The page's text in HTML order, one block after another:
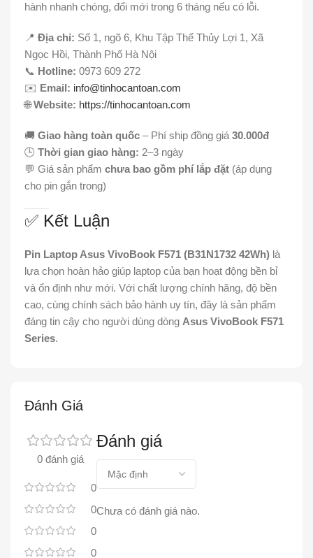
hành nhanh chóng, đổi mới trong 6 tháng nếu có lỗi.
📍 Địa chỉ: Số 1, ngõ 6, Khu Tập Thể Thủy Lợi 1, Xã
Ngọc Hồi, Thành Phố Hà Nội
📞 Hotline: 0973 609 272
✉️ Email: info@tinhocantoan.com
🌐Website: https://tinhocantoan.com
🚚 Giao hàng toàn quốc – Phí ship đồng giá 30.000đ
🕒 Thời gian giao hàng: 2–3 ngày
💬 Giá sản phẩm chưa bao gồm phí lắp đặt (áp dụng
cho pin gắn trong)
✅ Kết Luận
Pin Laptop Asus VivoBook F571 (B31N1732 42Wh) là
lựa chọn hoàn hảo giúp laptop của bạn hoạt động bền bỉ
và ổn định như mới. Với chất lượng chính hãng, độ bền
cao, cùng chính sách bảo hành uy tín, đây là sản phẩm
đáng tin cậy cho người dùng dòng Asus VivoBook F571
Series.
Đánh Giá
0 đánh giá
0
0
0
0
Đánh giá
Chưa có đánh giá nào.